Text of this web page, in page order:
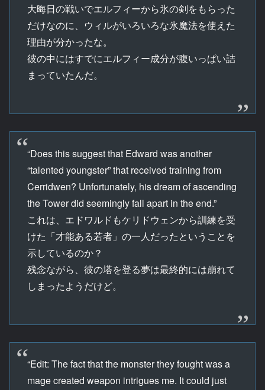
大晦日の戦いでエルフィーから氷の剣をもらった
だけなのに、ウィルがいろいろな氷魔法を使えた
理由が分かったな。
彼の中にはすでにエルフィー成分が腹いっぱい詰
まっていたんだ。
“Does this suggest that Edward was another
“talented youngster” that received training from
Cerridwen? Unfortunately, his dream of ascending
the Tower did seemingly fall apart in the end.”
これは、エドワルドもケリドウェンから訓練を受
けた「才能ある若者」の一人だったということを
示しているのか？
残念ながら、彼の塔を登る夢は最終的には崩れて
しまったようだけど。
“Edit: The fact that the monster they fought was a
mage created weapon intrigues me. It could just